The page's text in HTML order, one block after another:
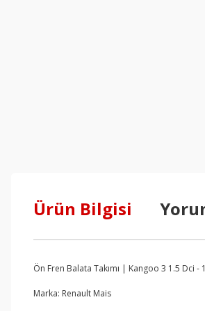
Ürün Bilgisi
Ön Fren Balata Takımı | Kangoo 3 1.5 Dci -
Marka: Renault Mais